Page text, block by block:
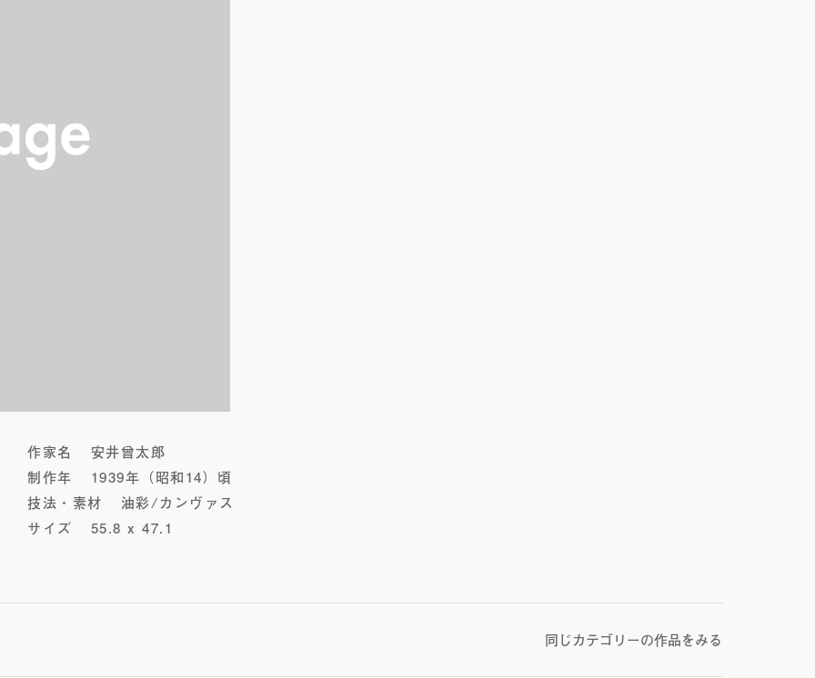
作家名
安井曾太郎
制作年
1939年（昭和14）頃
技法・素材
油彩/カンヴァス
サイズ
55.8 x 47.1
同じカテゴリーの作品をみる